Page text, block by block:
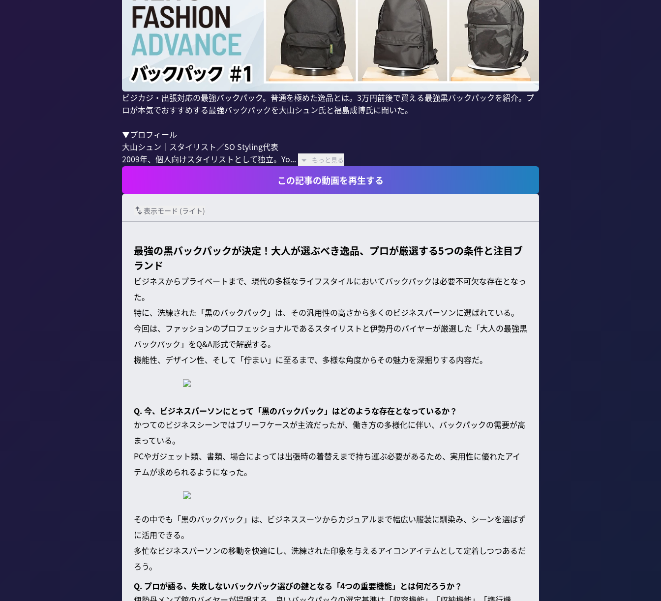
ビジカジ・出張対応の最強バックパック。普通を極めた逸品とは。3万円前後で買える最強黒バックパックを紹介。プ
ロが本気でおすすめする最強バックパックを大山シュン氏と福島成博氏に聞いた。
▼プロフィール
大山シュン｜スタイリスト／SO Styling代表
2009年、個人向けスタイリストとして独立。Yo...
もっと見る
この記事の動画を再生する
表示モード (ライト)
最強の黒バックパックが決定！大人が選ぶべき逸品、プロが厳選する5つの条件と注目ブ
ランド
ビジネスからプライベートまで、現代の多様なライフスタイルにおいてバックパックは必要不可欠な存在となっ
た。
特に、洗練された「黒のバックパック」は、その汎用性の高さから多くのビジネスパーソンに選ばれている。
今回は、ファッションのプロフェッショナルであるスタイリストと伊勢丹のバイヤーが厳選した「大人の最強黒
バックパック」をQ&A形式で解説する。
機能性、デザイン性、そして「佇まい」に至るまで、多様な角度からその魅力を深掘りする内容だ。
Q. 今、ビジネスパーソンにとって「黒のバックパック」はどのような存在となっているか？
かつてのビジネスシーンではブリーフケースが主流だったが、働き方の多様化に伴い、バックパックの需要が高
まっている。
PCやガジェット類、書類、場合によっては出張時の着替えまで持ち運ぶ必要があるため、実用性に優れたアイ
テムが求められるようになった。
その中でも「黒のバックパック」は、ビジネススーツからカジュアルまで幅広い服装に馴染み、シーンを選ばず
に活用できる。
多忙なビジネスパーソンの移動を快適にし、洗練された印象を与えるアイコンアイテムとして定着しつつあるだ
ろう。
Q. プロが語る、失敗しないバックパック選びの鍵となる「4つの重要機能」とは何だろうか？